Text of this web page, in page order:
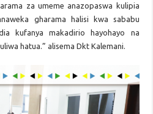
za umeme anazopaswa kulipia
gharama halisi kwa sababu
kufanya makadirio hayohayo na
hatua.” alisema Dkt Kalemani.